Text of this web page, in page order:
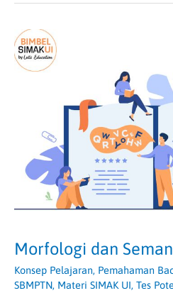
Morfologi dan
Konsep Pelajaran, Pemahaman
SBMPTN, Materi SIMAK UI, Tes
Morfologi
dan
Semantik